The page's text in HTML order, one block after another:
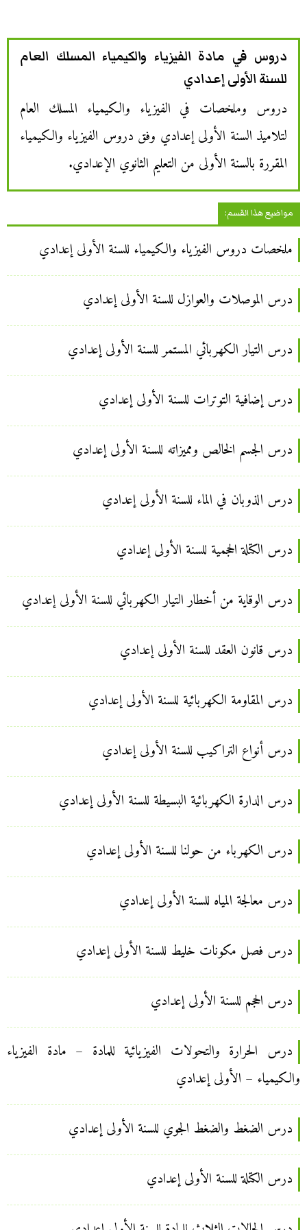
دروس في مادة الفيزياء والكيمياء المسلك العام
للسنة الأولى إعدادي
دروس وملخصات في الفيزياء والكيمياء المسلك العام
لتلاميذ السنة الأولى إعدادي وفق دروس الفيزياء والكيمياء
المقررة بالسنة الأولى من التعليم الثانوي الإعدادي.
مواضيع هذا القسم:
ملخصات دروس الفيزياء والكيمياء للسنة الأولى إعدادي
درس الموصلات والعوازل للسنة الأولى إعدادي
درس التيار الكهربائي المستمر للسنة الأولى إعدادي
درس إضافية التوترات للسنة الأولى إعدادي
درس الجسم الخالص ومميزاته للسنة الأولى إعدادي
درس الذوبان في الماء للسنة الأولى إعدادي
درس الكتلة الحجمية للسنة الأولى إعدادي
درس الوقاية من أخطار التيار الكهربائي للسنة الأولى إعدادي
درس قانون العقد للسنة الأولى إعدادي
درس المقاومة الكهربائية للسنة الأولى إعدادي
درس أنواع التراكيب للسنة الأولى إعدادي
درس الدارة الكهربائية البسيطة للسنة الأولى إعدادي
درس الكهرباء من حولنا للسنة الأولى إعدادي
درس معالجة المياه للسنة الأولى إعدادي
درس فصل مكونات خليط للسنة الأولى إعدادي
درس الحجم للسنة الأولى إعدادي
درس الحرارة والتحولات الفيزيائية للمادة – مادة الفيزياء
والكيمياء – الأولى إعدادي
درس الضغط والضغط الجوي للسنة الأولى إعدادي
درس الكتلة للسنة الأولى إعدادي